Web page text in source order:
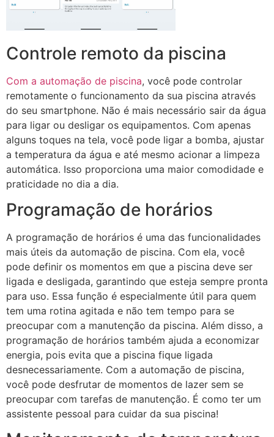
Controle remoto da piscina
Com a automação de piscina, você pode controlar
remotamente o funcionamento da sua piscina através
do seu smartphone. Não é mais necessário sair da água
para ligar ou desligar os equipamentos. Com apenas
alguns toques na tela, você pode ligar a bomba, ajustar
a temperatura da água e até mesmo acionar a limpeza
automática. Isso proporciona uma maior comodidade e
praticidade no dia a dia.
Programação de horários
A programação de horários é uma das funcionalidades
mais úteis da automação de piscina. Com ela, você
pode definir os momentos em que a piscina deve ser
ligada e desligada, garantindo que esteja sempre pronta
para uso. Essa função é especialmente útil para quem
tem uma rotina agitada e não tem tempo para se
preocupar com a manutenção da piscina. Além disso, a
programação de horários também ajuda a economizar
energia, pois evita que a piscina fique ligada
desnecessariamente. Com a automação de piscina,
você pode desfrutar de momentos de lazer sem se
preocupar com tarefas de manutenção. É como ter um
assistente pessoal para cuidar da sua piscina!